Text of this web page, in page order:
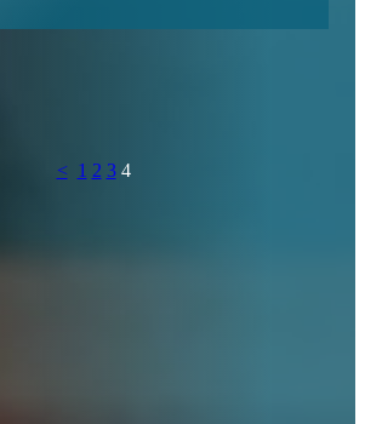
< 1 2 3 4